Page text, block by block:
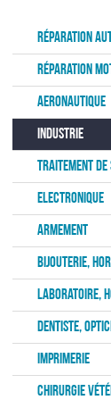
TUBE
GÉNÉRATEUR
NETTOYAGE
ENTRETIEN &
FONTAINE DE
FONTAINE EVO
LAVEUR
LAVEUR MECA
LAVEUR HTE
Réparation
Réparation
Aeronautique
Industrie
Traitement
Electronique
Armement
Bijouterie,
Laboratoire,
Dentiste,
Imprimerie
Chirurgie